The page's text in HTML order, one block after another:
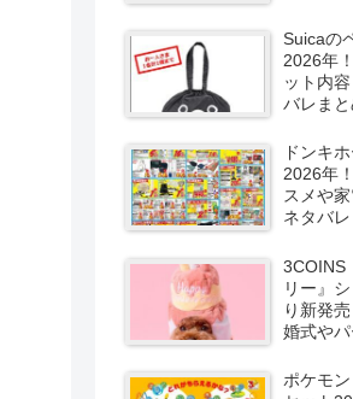
Suicaの
2026年
ット内
バレまと
2026/8/
ドンキ
2026年
スメや
ネタバ
3COINS
リー』
り新発
婚式やパ
ポケモ